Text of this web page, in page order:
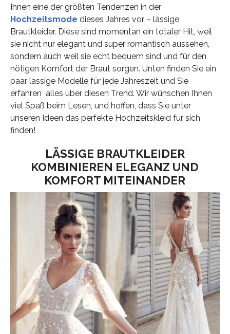
Ihnen eine der größten Tendenzen in der
Hochzeitsmode dieses Jahres vor – lässige
Brautkleider. Diese sind momentan ein totaler Hit, weil
sie nicht nur elegant und super romantisch aussehen,
sondern auch weil sie echt bequem sind und für den
nötigen Komfort der Braut sorgen. Unten finden Sie ein
paar lässige Modelle für jede Jahreszeit und Sie
erfahren alles über diesen Trend. Wir wünschen Ihnen
viel Spaß beim Lesen, und hoffen, dass Sie unter
unseren Ideen das perfekte Hochzeitskleid für sich
finden!
LÄSSIGE BRAUTKLEIDER
KOMBINIEREN ELEGANZ UND
KOMFORT MITEINANDER